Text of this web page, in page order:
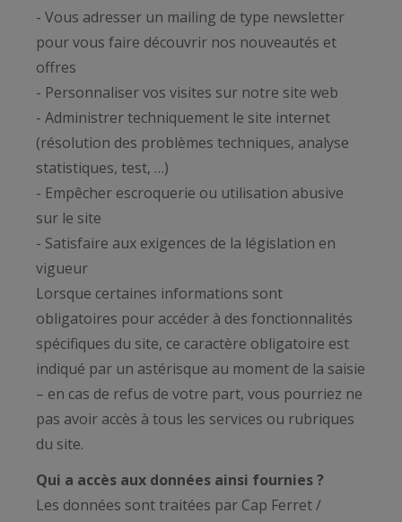
- Vous adresser un mailing de type newsletter
pour vous faire découvrir nos nouveautés et
offres
- Personnaliser vos visites sur notre site web
- Administrer techniquement le site internet
(résolution des problèmes techniques, analyse
statistiques, test, …)
- Empêcher escroquerie ou utilisation abusive
sur le site
- Satisfaire aux exigences de la législation en
vigueur
Lorsque certaines informations sont
obligatoires pour accéder à des fonctionnalités
spécifiques du site, ce caractère obligatoire est
indiqué par un astérisque au moment de la saisie
– en cas de refus de votre part, vous pourriez ne
pas avoir accès à tous les services ou rubriques
du site.
Qui a accès aux données ainsi fournies ?
Les données sont traitées par Cap Ferret /